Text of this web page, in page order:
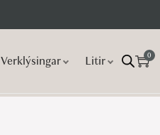
Verklýsingar Litir 0